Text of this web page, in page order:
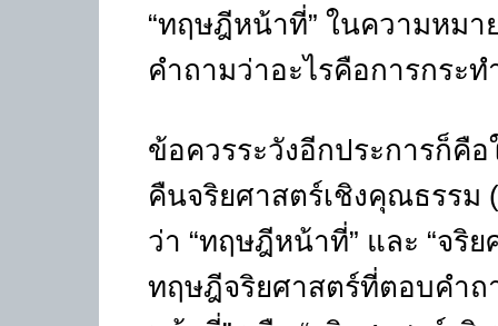
“ทฤษฎีหน้าที่” ในความหม
คำถามว่าอะไรคือการกระ
ข้อควรระวังอีกประการก็คื
คืนจริยศาสตร์เชิงคุณธรรม
ว่า “ทฤษฎีหน้าที่” และ “จริ
ทฤษฎีจริยศาสตร์ที่ตอบคำถ